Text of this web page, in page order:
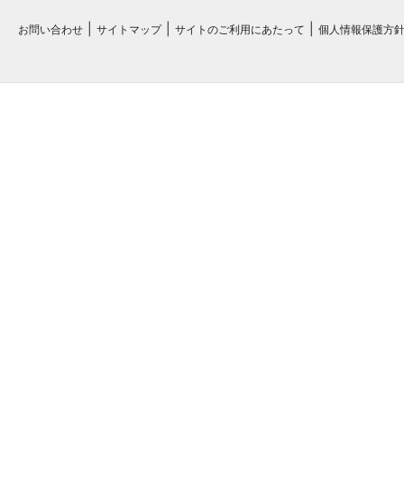
お問い合わせ サイトマップ サイトのご利用にあたって 個人情報保護方針